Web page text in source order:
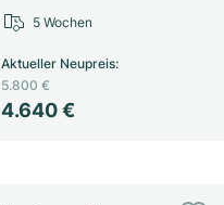
4.640 €
Aktueller Neupreis:
5.800 €
5 Wochen